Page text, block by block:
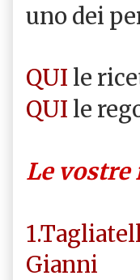
uno dei
QUI le
QUI le
Le vostre
Gianni